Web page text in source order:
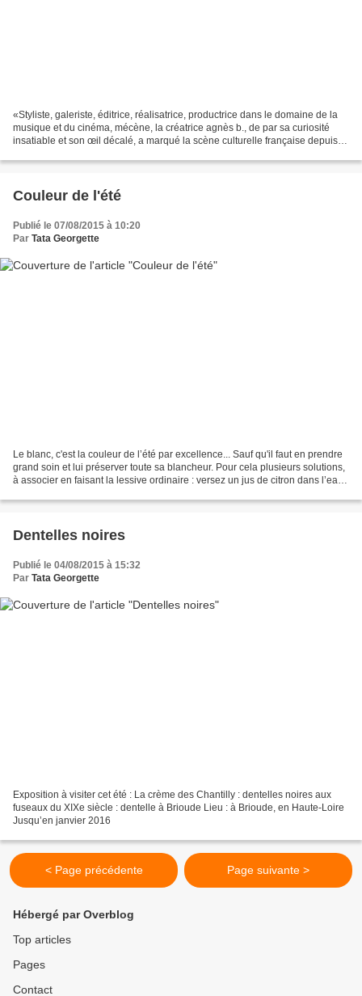
«Styliste, galeriste, éditrice, réalisatrice, productrice dans le domaine de la
musique et du cinéma, mécène, la créatrice agnès b., de par sa curiosité
insatiable et son œil décalé, a marqué la scène culturelle française depuis le
Couleur de l'été
Publié le 07/08/2015 à 10:20
Par Tata Georgette
Le blanc, c'est la couleur de l’été par excellence... Sauf qu'il faut en prendre
grand soin et lui préserver toute sa blancheur. Pour cela plusieurs solutions,
à associer en faisant la lessive ordinaire : versez un jus de citron dans l’eau
Dentelles noires
Publié le 04/08/2015 à 15:32
Par Tata Georgette
Exposition à visiter cet été : La crème des Chantilly : dentelles noires aux
fuseaux du XIXe siècle : dentelle à Brioude Lieu : à Brioude, en Haute-Loire
Jusqu’en janvier 2016
< Page précédente Page suivante >
Hébergé par Overblog
Top articles
Pages
Contact